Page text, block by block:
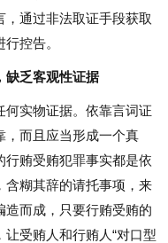
通过非法取证手段获取
控告。
缺乏客观性证据
实物证据。依靠言词证
，而且应当形成一个真
行贿受贿犯罪事实都是依
含糊其辞的请托事项，来
而成，只要行贿受贿的
受贿人和行贿人“对口型